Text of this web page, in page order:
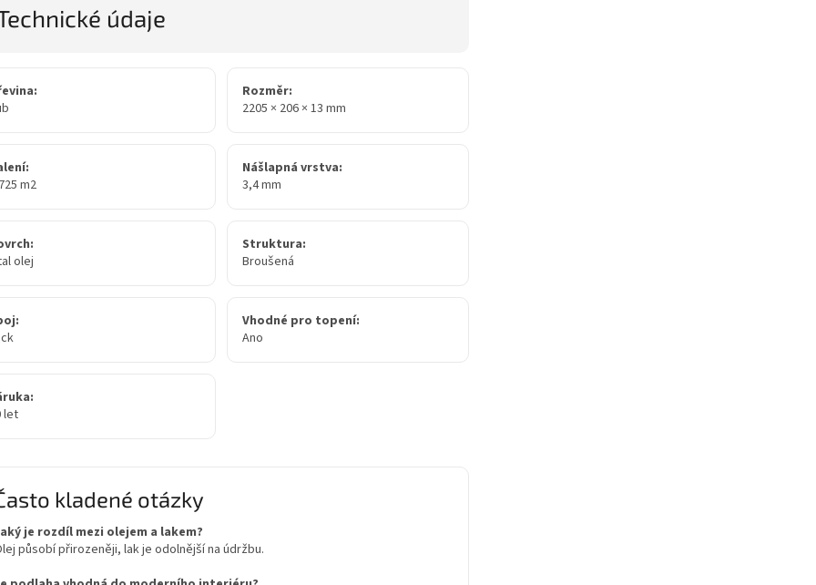
údaje
Rozměr:
2205 × 206 × 13 mm
m2
Nášlapná vrstva:
3,4 mm
olej
Struktura:
Broušená
Vhodné pro topení:
Ano
let
kladené otázky
je rozdíl mezi olejem a lakem?
působí přirozeněji, lak je odolnější na údržbu.